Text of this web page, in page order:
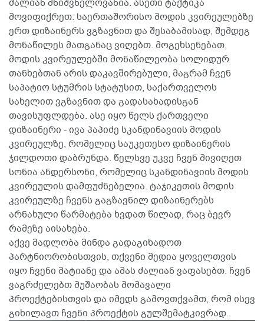
ძალიან მნიშვნელოვანია. ასეთი ტაქტიკა
მოვიფიქრეთ: საერთაშორისო მოდის კვირეულებზე
ერთ დიზაინერს ვგზავნით და შესაბამისად, შემდეგ
მონაწილეს მათგანაც ვიღებთ. მოგეხსენებათ,
მოდის კვირეულებში მონაწილეობა სოლიდურ
თანხებთან არის დაკავშირებული, მაგრამ ჩვენ
საპატიო სტუმრის სტატუსით, საქართველოს
სახელით ვგზავნით და გადასახადისგან
თავისუფლდება. ასე იყო წელს ქართველი
დიზაინერი - ივა პაპიძე სკანდინავიის მოდის
კვირეულზე, რომელიც საუკეთესო დიზაინერის
ჯილდოთი დაბრუნდა. წელსვე უკვე ჩვენ მივიღეთ
სონია ანდერსონი, რომელიც სკანდინავიის მოდის
კვირეულის დამფუძნებელია. ტაჯიკეთის მოდის
კვირეულზე ჩვენს გაგზავნილ დიზაინერებს
არნახული წარმატება ხვდათ წილად, რაც ბევრ
რამეზე აისახება.
აქვე მადლობა მინდა გადაგიხადოთ
პარტნიორობისთვის, თქვენი მედია ყოველთვის
იყო ჩვენი მატიანე და ამას ძალიან ვაფასებთ. ჩვენ
ვაგრძელებთ მუშაობას მომავალი
პროექტებისთვის და იმედს გამოვთქვამთ, რომ ისევ
გიხილავთ ჩვენი პროექტის გულშემატკივრად.